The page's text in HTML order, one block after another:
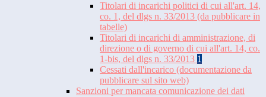
Titolari di incarichi politici di cui all'art. 14,
co. 1, del dlgs n. 33/2013 (da pubblicare in
tabelle)
Titolari di incarichi di amministrazione, di
direzione o di governo di cui all'art. 14, co.
1-bis, del dlgs n. 33/2013 1
Cessati dall'incarico (documentazione da
pubblicare sul sito web)
Sanzioni per mancata comunicazione dei dati